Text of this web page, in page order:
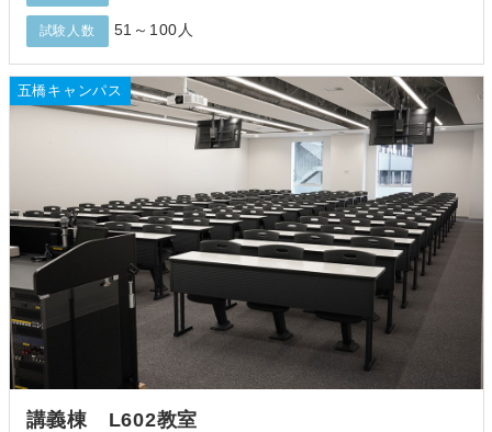
試験人数 51～100人
五橋キャンパス
講義棟 L602教室